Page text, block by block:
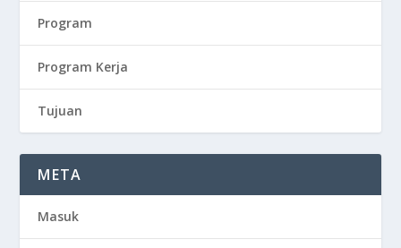
Program
Program Kerja
Tujuan
META
Masuk